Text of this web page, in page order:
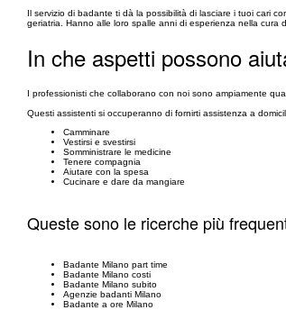
Il servizio di badante ti dà la possibilità di lasciare i tuoi cari
geriatria. Hanno alle loro spalle anni di esperienza nella cura
In che aspetti possono
I professionisti che collaborano con noi sono ampiamente
Questi assistenti si occuperanno di fornirti assistenza a
Camminare
Vestirsi e svestirsi
Somministrare le medicine
Tenere compagnia
Aiutare con la spesa
Cucinare e dare da mangiare
Queste sono le ricerche più
Badante Milano part time
Badante Milano costi
Badante Milano subito
Agenzie badanti Milano
Badante a ore Milano